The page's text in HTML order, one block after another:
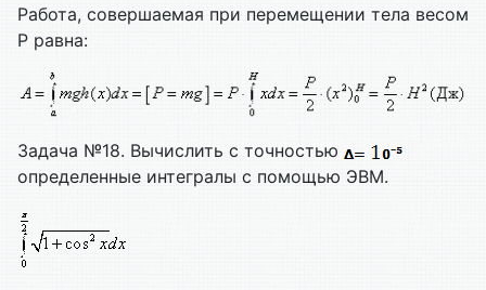
Работа, совершаемая при перемещении тела весом
Р равна:
Задача №18. Вычислить с точностью
определенные интегралы с помощью ЭВМ.